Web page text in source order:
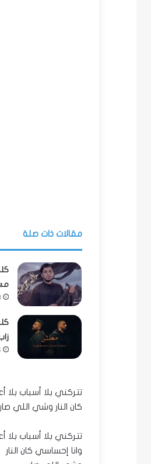
مقالات ذات صلة
تتركني بلا أسباب بلا
كان النار وشي اللي صار
تتركني بلا أسباب بلا
وانا إحساسي كان النار